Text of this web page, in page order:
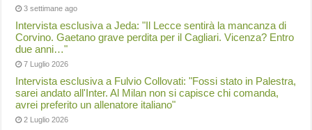
3 settimane ago
Intervista esclusiva a Jeda: "Il Lecce sentirà la mancanza di
Corvino. Gaetano grave perdita per il Cagliari. Vicenza? Entro
due anni…"
7 Luglio 2026
Intervista esclusiva a Fulvio Collovati: "Fossi stato in Palestra,
sarei andato all'Inter. Al Milan non si capisce chi comanda,
avrei preferito un allenatore italiano"
2 Luglio 2026